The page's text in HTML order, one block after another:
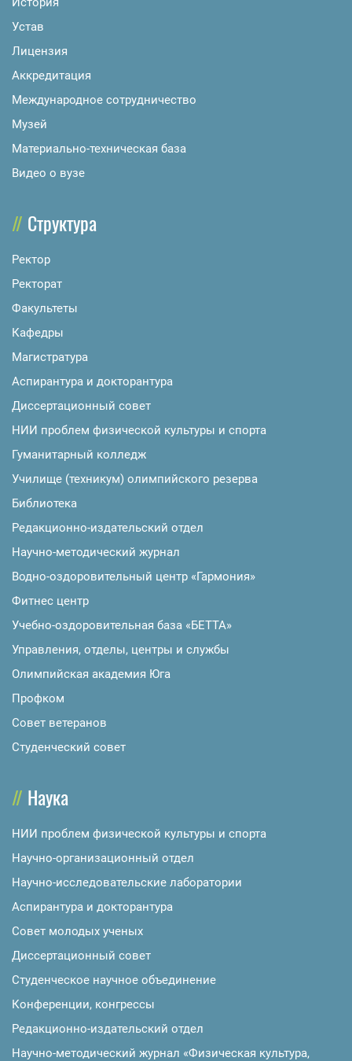
Устав
Лицензия
Аккредитация
Международное сотрудничество
Музей
Материально-техническая база
Видео о вузе
Структура
Ректор
Ректорат
Факультеты
Кафедры
Магистратура
Аспирантура и докторантура
Диссертационный совет
НИИ проблем физической культуры и спорта
Гуманитарный колледж
Училище (техникум) олимпийского резерва
Библиотека
Редакционно-издательский отдел
Научно-методический журнал
Водно-оздоровительный центр «Гармония»
Фитнес центр
Учебно-оздоровительная база «БЕТТА»
Управления, отделы, центры и службы
Олимпийская академия Юга
Профком
Совет ветеранов
Студенческий совет
Наука
НИИ проблем физической культуры и спорта
Научно-организационный отдел
Научно-исследовательские лаборатории
Аспирантура и докторантура
Совет молодых ученых
Диссертационный совет
Студенческое научное объединение
Конференции, конгрессы
Редакционно-издательский отдел
Научно-методический журнал «Физическая культура,